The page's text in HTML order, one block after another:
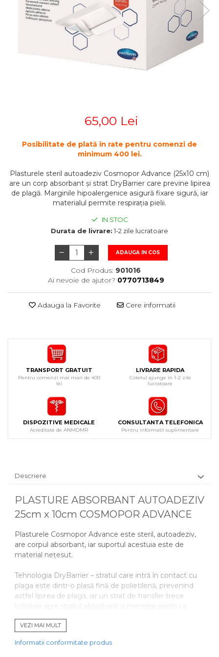
SUPERIOR
ORTEZE PENTRU MEMBRUL
ORTEZE PENTRU COLOANA
PLASTURI
PRODUSE ABENA
SALTELE ANTIESCARE
STETOSCOAPE LITTMANN
TENSIOMETRE
65,00 Lei
Posibilitate de plată în rate pentru comenzi de
minimum 400 lei.
Plasturele steril autoadeziv Cosmopor Advance (25x10 cm)
are un corp absorbant și strat DryBarrier care previne lipirea
de plagă. Marginile hipoalergenice asigură fixare sigură, iar
materialul permite respirația pielii.
IN STOC
Durata de livrare: 1-2 zile lucratoare
ADAUGA IN COS
Cod Produs: 901016
Ai nevoie de ajutor? 0770713849
Adauga la Favorite Cere informatii
TRANSPORT GRATUIT
Pentru comenzi mai mari de 400
lei
LIVRARE RAPIDA
Coletul ajunge in 1-2 zile
lucratoare
DISPOZITIVE MEDICALE
Acreditate de ANMDMR
CONSULTANTA TELEFONICA
Pentru informatii suplimentare
Descriere
PLASTURE ABSORBANT AUTOADEZIV
25cm x 10cm COSMOPOR ADVANCE
Plasturele Cosmopor Advance este steril, autoadeziv,
are corpul absorbant, iar suportul acestuia este de
material nețesut.
Tehnologia DryBarrier – stratul care intră în contact cu
plaga este dintr-o plasă fină de polietilenă, prevenind
astfel lipirea de plagă, iar un strat de transfer trece
lichidele spre stratul absorbant și menține pentru a
hipoalergenic, recomandat chiar și pentru pacienții cu
VEZI MAI MULT
Informatii conformitate produs